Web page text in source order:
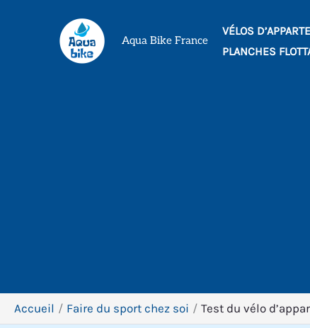
Aqua Bike France
VÉLOS
PLANCHES
Accueil Faire du sport chez soi Test du vélo